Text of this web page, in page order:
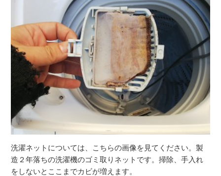
洗濯ネットについては、こちらの画像を見てください。製
造２年落ちの洗濯機のゴミ取りネットです。掃除、手入れ
をしないとここまでカビが増えます。